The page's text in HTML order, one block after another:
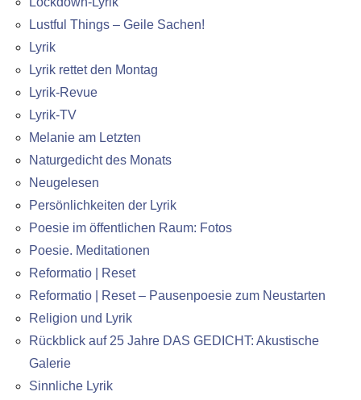
Lustful Things – Geile Sachen!
Lyrik
Lyrik rettet den Montag
Lyrik-Revue
Lyrik-TV
Melanie am Letzten
Naturgedicht des Monats
Neugelesen
Persönlichkeiten der Lyrik
Poesie im öffentlichen Raum: Fotos
Poesie. Meditationen
Reformatio | Reset
Reformatio | Reset – Pausenpoesie zum Neustarten
Religion und Lyrik
Rückblick auf 25 Jahre DAS GEDICHT: Akustische
Galerie
Sinnliche Lyrik